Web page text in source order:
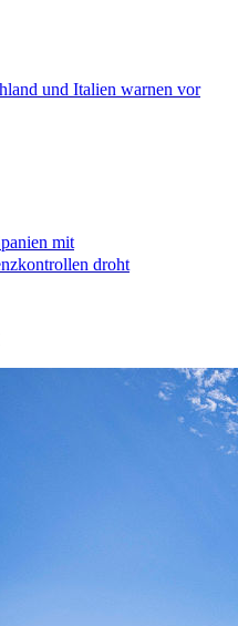
und Italien warnen vor
mit
droht